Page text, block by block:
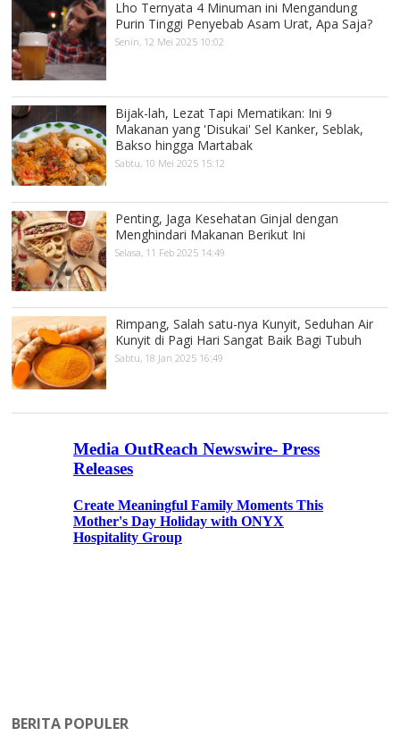
Lho Ternyata 4 Minuman ini Mengandung
Purin Tinggi Penyebab Asam Urat, Apa Saja?
Senin, 12 Mei 2025 10:02
Bijak-lah, Lezat Tapi Mematikan: Ini 9
Makanan yang 'Disukai' Sel Kanker, Seblak,
Bakso hingga Martabak
Sabtu, 10 Mei 2025 15:12
Penting, Jaga Kesehatan Ginjal dengan
Menghindari Makanan Berikut Ini
Selasa, 11 Feb 2025 14:49
Rimpang, Salah satu-nya Kunyit, Seduhan Air
Kunyit di Pagi Hari Sangat Baik Bagi Tubuh
Sabtu, 18 Jan 2025 16:49
BERITA POPULER